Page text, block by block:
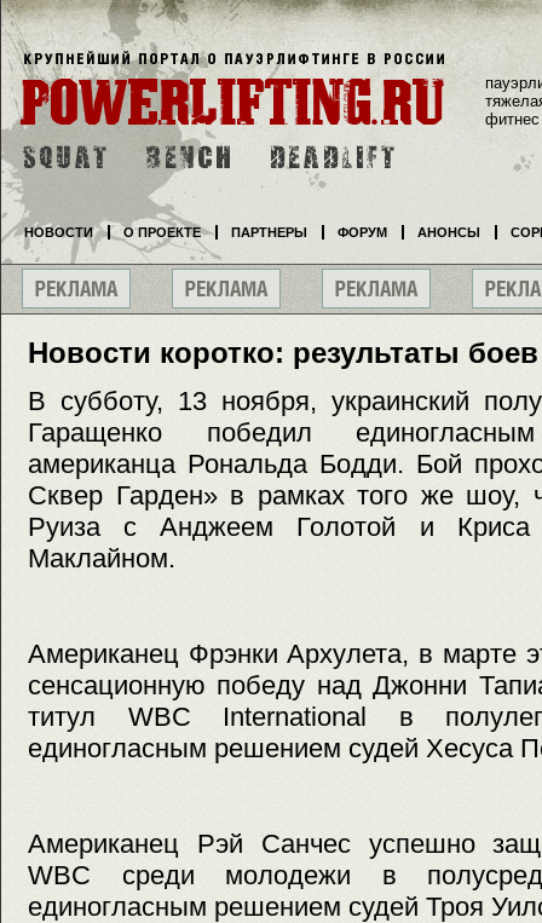
Новости коротко: результаты боев
В субботу, 13 ноября, украинский
Гаращенко победил
американца Рональда Бодди. Бой
Сквер Гарден» в рамках того же шоу,
Руиза с Анджеем Голотой и
Маклайном.
Американец Фрэнки Архулета, в марте
сенсационную победу над Джонни
титул WBC International в
единогласным решением судей Хесуса
Американец Рэй Санчес успешно
WBC среди молодежи в
единогласным решением судей Троя
фитнес
НОВОСТИ О ПРОЕКТЕ ПАРТНЕРЫ ФОРУМ АНОНСЫ